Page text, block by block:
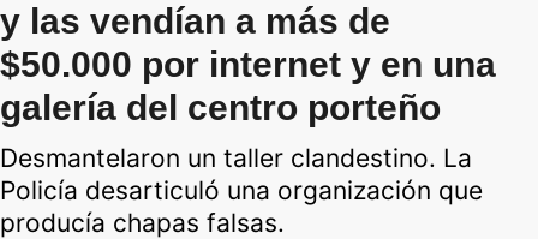
y las vendían a más de
$50.000 por internet y en una
galería del centro porteño
Desmantelaron un taller clandestino. La
Policía desarticuló una organización que
producía chapas falsas.